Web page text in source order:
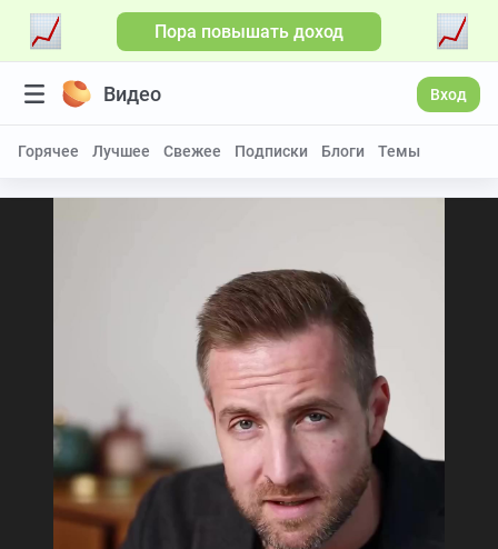
Пора повышать доход
Видео Вход
Горячее Лучшее Свежее Подписки Блоги Темы